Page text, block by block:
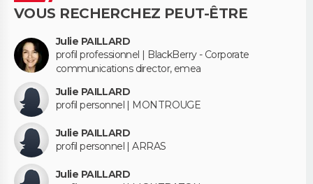
VOUS RECHERCHEZ PEUT-ÊTRE
Julie PAILLARD
profil professionnel | BlackBerry - Corporate
communications director, emea
Julie PAILLARD
profil personnel | MONTROUGE
Julie PAILLARD
profil personnel | ARRAS
Julie PAILLARD